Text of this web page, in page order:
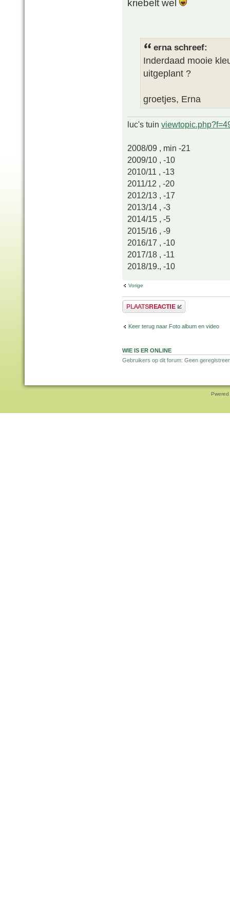
kriebelt wel
erna schreef:
Inderdaad mooie
uitgeplant ?
groetjes, Erna
luc's tuin
2008/09 , min -21
2009/10 , -10
2010/11 , -13
2011/12 , -20
2012/13 , -17
2013/14 , -3
2014/15 , -5
2015/16 , -9
2016/17 , -10
2017/18 , -11
2018/19., -10
Vorige
Plaats een reactie
Keer terug naar Foto album en video
WIE IS ER ONLINE
Gebruikers op dit forum: Geen